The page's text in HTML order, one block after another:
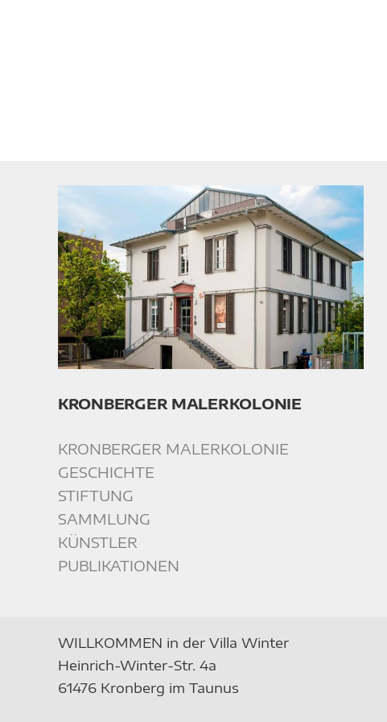
KRONBERGER MALERKOLONIE
KRONBERGER MALERKOLONIE
GESCHICHTE
STIFTUNG
SAMMLUNG
KÜNSTLER
PUBLIKATIONEN
WILLKOMMEN in der Villa Winter
Heinrich-Winter-Str. 4a
61476 Kronberg im Taunus